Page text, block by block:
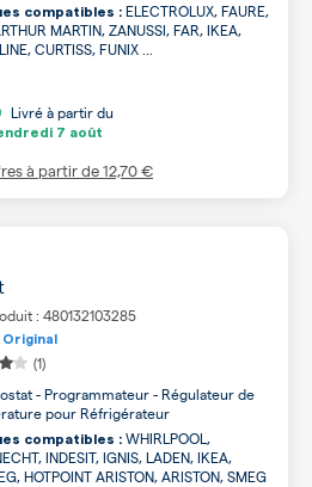
compatibles : ELECTROLUX, FAURE,
MARTIN, ZANUSSI, FAR, IKEA,
CURTISS, FUNIX ...
Livré à partir du
7 août
à partir de12,70 €
: 480132103285
Original
(1)
- Programmateur - Régulateur de
pour Réfrigérateur
compatibles : WHIRLPOOL,
INDESIT, IGNIS, LADEN, IKEA,
HOTPOINT ARISTON, ARISTON, SMEG